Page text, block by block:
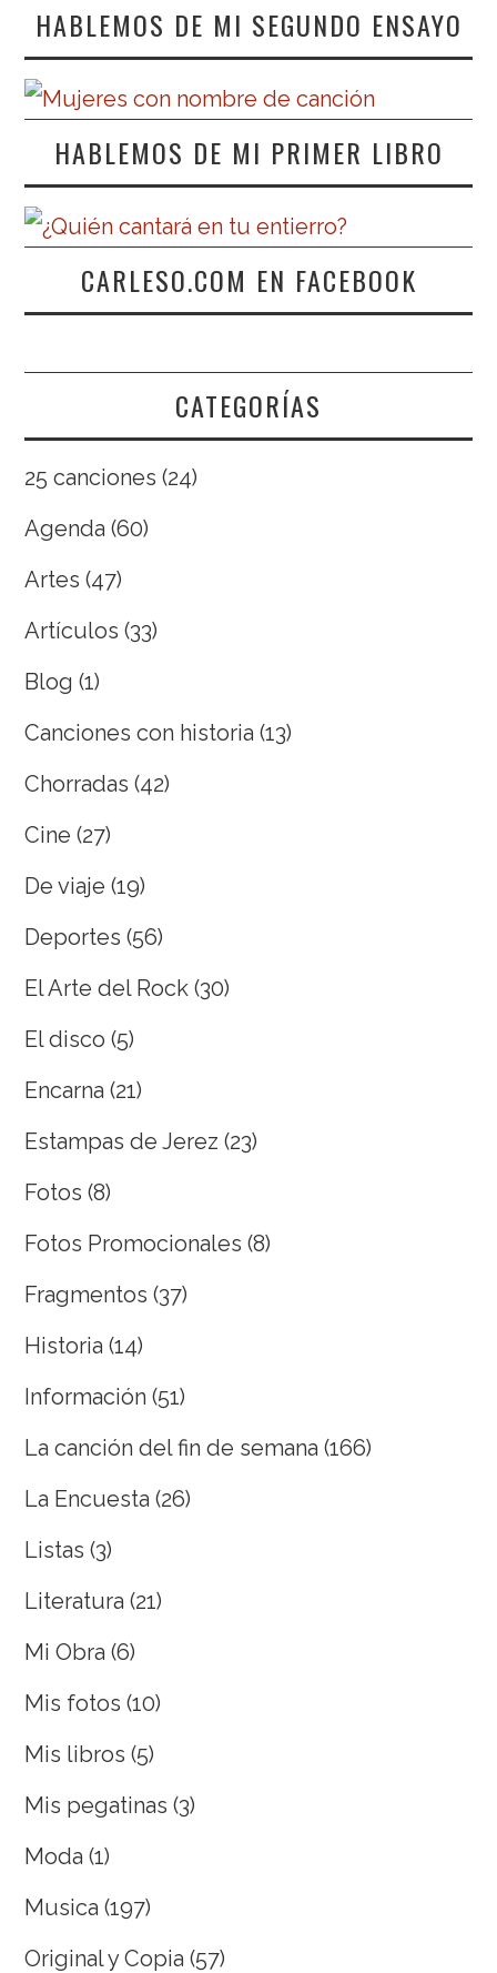
HABLEMOS DE MI SEGUNDO ENSAYO
HABLEMOS DE MI PRIMER LIBRO
CARLESO.COM EN FACEBOOK
CATEGORÍAS
25 canciones (24)
Agenda (60)
Artes (47)
Artículos (33)
Blog (1)
Canciones con historia (13)
Chorradas (42)
Cine (27)
De viaje (19)
Deportes (56)
El Arte del Rock (30)
El disco (5)
Encarna (21)
Estampas de Jerez (23)
Fotos (8)
Fotos Promocionales (8)
Fragmentos (37)
Historia (14)
Información (51)
La canción del fin de semana (166)
La Encuesta (26)
Listas (3)
Literatura (21)
Mi Obra (6)
Mis fotos (10)
Mis libros (5)
Mis pegatinas (3)
Moda (1)
Musica (197)
Original y Copia (57)